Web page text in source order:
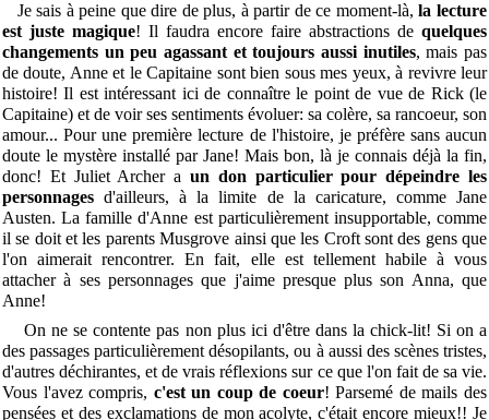
Je sais à peine que dire de plus, à partir de ce moment-là,la lecture
est juste magique! Il faudra encore faire abstractions de quelques
changements un peu agassant et toujours aussi inutiles, mais pas
de doute, Anne et le Capitaine sont bien sous mes yeux, à revivre leur
histoire! Il est intéressant ici de connaître le point de vue de Rick (le
Capitaine) et de voir ses sentiments évoluer: sa colère, sa rancoeur, son
amour... Pour une première lecture de l'histoire, je préfère sans aucun
doute le mystère installé par Jane! Mais bon, là je connais déjà la fin,
donc! Et Juliet Archer a un don particulier pour dépeindre les
personnages d'ailleurs, à la limite de la caricature, comme Jane
Austen. La famille d'Anne est particulièrement insupportable, comme
il se doit et les parents Musgrove ainsi que les Croft sont des gens que
l'on aimerait rencontrer. En fait, elle est tellement habile à vous
attacher à ses personnages que j'aime presque plus son Anna, que
Anne!
On ne se contente pas non plus ici d'être dans la chick-lit! Si on a
des passages particulièrement désopilants, ou à aussi des scènes tristes,
d'autres déchirantes, et de vrais réflexions sur ce que l'on fait de sa vie.
Vous l'avez compris, c'est un coup de coeur! Parsemé de mails des
pensées et des exclamations de mon acolyte, c'était encore mieux!! Je